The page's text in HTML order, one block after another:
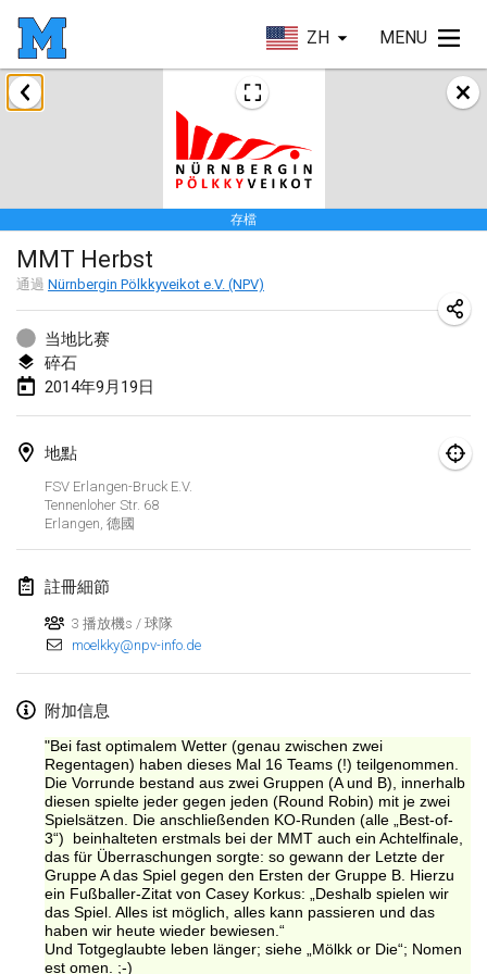
ZH MENU
Mölkk Your World策划
显示列表
存檔
MMT Herbst
通過 Nürnbergin Pölkkyveikot e.V. (NPV)
当地比赛
碎石
2014年9月19日
地點
FSV Erlangen-Bruck E.V.
Tennenloher Str. 68
Erlangen 德國
註冊細節
3 播放機s / 球隊
moelkky@npv-info.de
附加信息
"Bei fast optimalem Wetter (genau zwischen zwei
Regentagen) haben dieses Mal 16 Teams (!) teilgenommen.
Die Vorrunde bestand aus zwei Gruppen (A und B), innerhalb
diesen spielte jeder gegen jeden (Round Robin) mit je zwei
Spielsätzen. Die anschließenden KO-Runden (alle „Best-of-
3“) beinhalteten erstmals bei der MMT auch ein Achtelfinale,
das für Überraschungen sorgte: so gewann der Letzte der
Gruppe A das Spiel gegen den Ersten der Gruppe B. Hierzu
ein Fußballer-Zitat von Casey Korkus: „Deshalb spielen wir
das Spiel. Alles ist möglich, alles kann passieren und das
haben wir heute wieder bewiesen.“
Und Totgeglaubte leben länger; siehe „Mölkk or Die“; Nomen
est omen. ;-)
2014年1月
|法國
2014年3月
EM Indoor - European Championships
2014年3月7日|愛沙尼亞
2014年9月
MIM - Masters Individuels de Mölkky
2014年9月20日
个